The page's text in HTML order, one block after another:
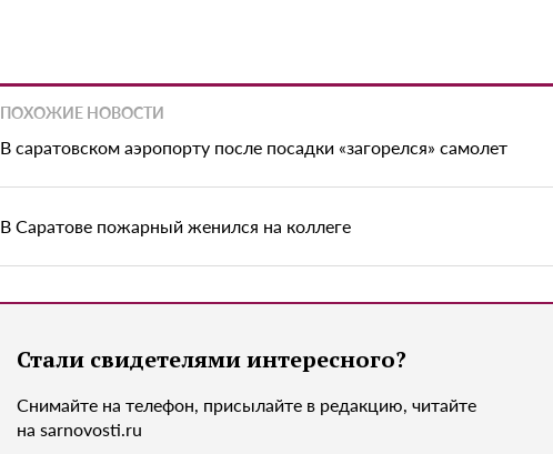
ПОХОЖИЕ НОВОСТИ
В саратовском аэропорту после посадки «загорелся» самолет
В Саратове пожарный женился на коллеге
Стали свидетелями интересного?
Снимайте на телефон, присылайте в редакцию, читайте
на sarnovosti.ru